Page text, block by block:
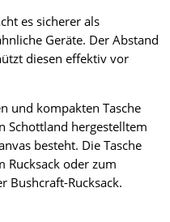
es sicherer als
Geräte. Der Abstand
diesen effektiv vor
und kompakten Tasche
Schottland hergestelltem
besteht. Die Tasche
Rucksack oder zum
Bushcraft-Rucksack.